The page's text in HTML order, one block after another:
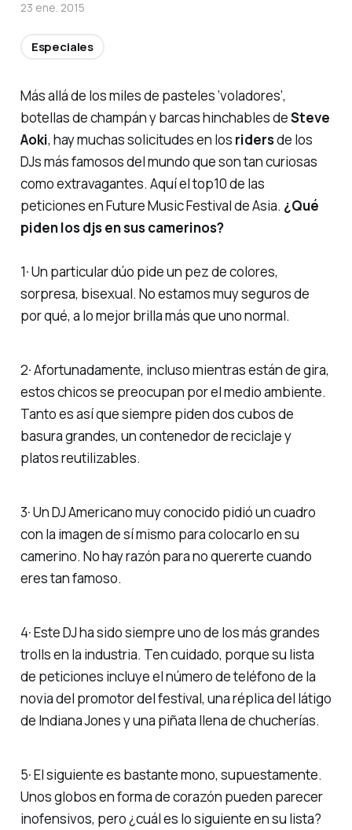
Más allá de los miles de pasteles ‘voladores’,
botellas de champán y barcas hinchables deSteve
Aoki, hay muchas solicitudes en los ridersde los
DJs más famosos del mundo que son tan curiosas
como extravagantes. Aquí eltop10de las
peticiones en Future Music Festival de Asia. ¿Qué
piden los djs en sus camerinos?
1· Un particular dúo pide un pez de colores,
sorpresa, bisexual. No estamos muy seguros de
por qué, a lo mejor brilla más que uno normal.
2· Afortunadamente, incluso mientras están de gira,
estos chicos se preocupan por el medio ambiente.
Tanto es así que siempre piden dos cubos de
basura grandes, un contenedor de reciclaje y
platos reutilizables.
3· Un DJ Americano muy conocido pidió un cuadro
con la imagen de sí mismo para colocarlo en su
camerino. No hay razón para no quererte cuando
eres tan famoso.
4· Este DJ ha sido siempre uno de los más grandes
trolls en la industria. Ten cuidado, porque su lista
de peticiones incluye el número de teléfono de la
novia del promotor del festival, una réplica del látigo
de Indiana Jones y una piñata llena de chucherías.
5· El siguiente es bastante mono, supuestamente.
Unos globos en forma de corazón pueden parecer
inofensivos, pero ¿cuál es lo siguiente en su lista?
23 ene. 2015
Especiales